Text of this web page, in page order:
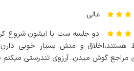
عالی
دو جلسه ست با ایشون شروع
هستند،اخلاق و منش بسیار خوبی
مراجع گوش میدن..آرزوی تندرستی میکنم